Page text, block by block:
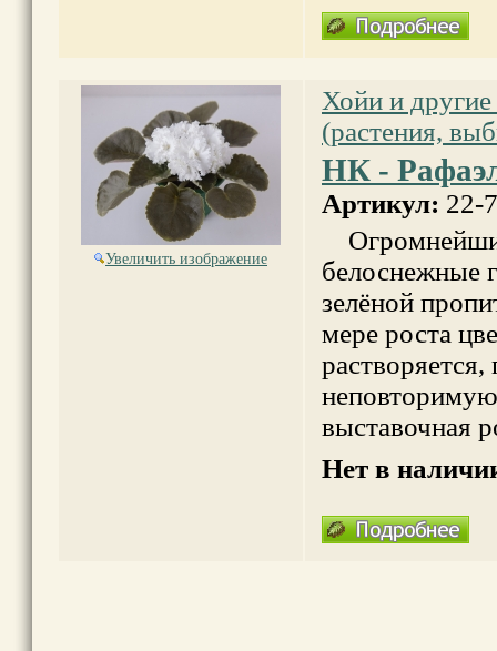
Увеличить изображение
Хойи и другие
(растения,
НК -
Артикул: 22-
белоснежные
зелёной
мере роста
растворяется,
выставочная
Нет в